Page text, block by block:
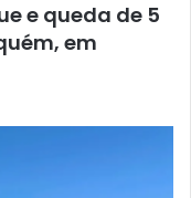
e queda de 5
em